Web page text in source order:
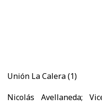
Unión La Calera (1)
Nicolás Avellaneda;